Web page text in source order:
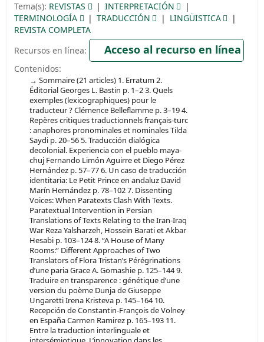
Tema(s): REVISTAS
INTERPRETACIÓN
TERMINOLOGÍA
TRADUCCIÓN
LINGÜISTICA
REVISTA COMPLETA
Recursos en línea:
Acceso al recurso en línea
Contenidos:
Sommaire (21 articles) 1. Erratum 2.
Éditorial Georges L. Bastin p. 1–2 3. Quels
exemples (lexicographiques) pour le
traducteur ? Clémence Belleflamme p. 3–19 4.
Repères critiques traductionnels français-turc
: anaphores pronominales et nominales Tilda
Saydi p. 20–56 5. Traducción dialógica
decolonial. Experiencia con el pueblo maya-
chuj Fernando Limón Aguirre et Diego Pérez
Hernández p. 57–77 6. Un caso de traducción
identitaria: Le Petit Prince en andaluz David
Marín Hernández p. 78–102 7. Dissenting
Voices: When Paratexts Clash With Texts.
Paratextual Intervention in Persian
Translations of Texts Relating to the Iran-Iraq
War Reza Yalsharzeh, Hossein Barati et Akbar
Hesabi p. 103–124 8. “A House of Many
Rooms:” Different Approaches of Two
Translators of Flora Tristan’s Pérégrinations
d’une paria Grace A. Gomashie p. 125–144 9.
Traduire en transparence : génétique d’une
version du poème Dunja de Giuseppe
Ungaretti Irena Kristeva p. 145–164 10.
Recepción de Constantin-François de Volney
en España Carmen Ramirez p. 165–193 11.
Entre la traduction interlinguale et